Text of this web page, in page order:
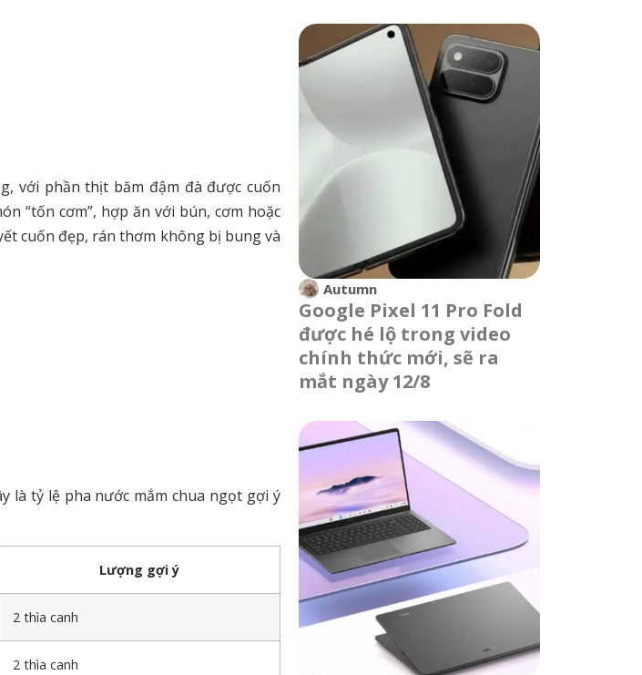
với phần thịt băm đậm đà được cuốn
“tốn cơm”, hợp ăn với bún, cơm hoặc
cuốn đẹp, rán thơm không bị bung và
là tỷ lệ pha nước mắm chua ngọt gợi ý
Lượng gợi ý
2 thìa canh
2 thìa canh
Autumn
Google Pixel 11 Pro Fold
được hé lộ trong video
chính thức mới, sẽ ra
mắt ngày 12/8